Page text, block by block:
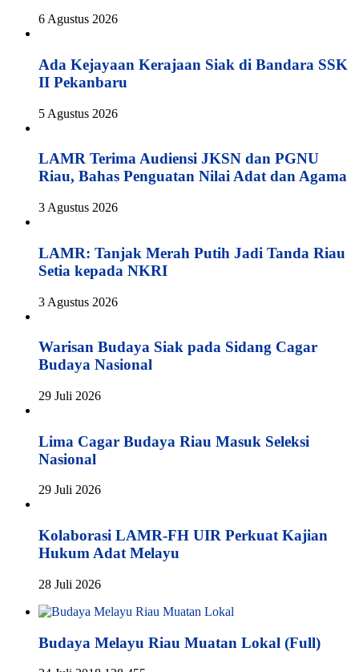
6 Agustus 2026
Ada Kejayaan Kerajaan Siak di Bandara SSK
II Pekanbaru
5 Agustus 2026
LAMR Terima Audiensi JKSN dan PGNU
Riau, Bahas Penguatan Nilai Adat dan Agama
3 Agustus 2026
LAMR: Tanjak Merah Putih Jadi Tanda Riau
Setia kepada NKRI
3 Agustus 2026
Warisan Budaya Siak pada Sidang Cagar
Budaya Nasional
29 Juli 2026
Lima Cagar Budaya Riau Masuk Seleksi
Nasional
29 Juli 2026
Kolaborasi LAMR-FH UIR Perkuat Kajian
Hukum Adat Melayu
28 Juli 2026
Budaya Melayu Riau Muatan Lokal (Full)